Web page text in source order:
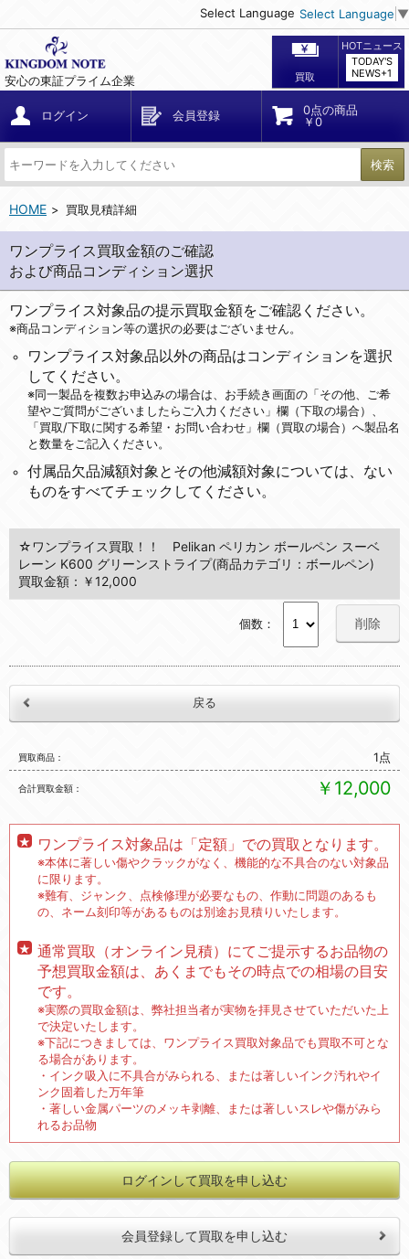
Select Language Select Language ▼
安心の東証プライム企業 買取
HOTニュース
TODAY'S
NEWS+1
ログイン 会員登録
0点の商品
￥0
検索
HOME 買取見積詳細
ワンプライス買取金額のご確認
および商品コンディション選択
ワンプライス対象品の提示買取金額をご確認ください。
※商品コンディション等の選択の必要はございません。
ワンプライス対象品以外の商品はコンディションを選択
してください。
※同一製品を複数お申込みの場合は、お手続き画面の「その他、ご希
望やご質問がございましたらご入力ください」欄（下取の場合）、
「買取/下取に関する希望・お問い合わせ」欄（買取の場合）へ製品名
と数量をご記入ください。
付属品欠品減額対象とその他減額対象については、ない
ものをすべてチェックしてください。
☆ワンプライス買取！！ Pelikan ペリカン ボールペン スーベ
レーン K600 グリーンストライプ(商品カテゴリ：ボールペン)
買取金額：￥12,000
個数： 削除
買取商品 1点
合計買取金額 ￥12,000
ワンプライス対象品は「定額」での買取となります。
※本体に著しい傷やクラックがなく、機能的な不具合のない対象品
に限ります。
※難有、ジャンク、点検修理が必要なもの、作動に問題のあるも
の、ネーム刻印等があるものは別途お見積りいたします。
通常買取（オンライン見積）にてご提示するお品物の
予想買取金額は、あくまでもその時点での相場の目安
です。
※実際の買取金額は、弊社担当者が実物を拝見させていただいた上
で決定いたします。
※下記につきましては、ワンプライス買取対象品でも買取不可とな
る場合があります。
・インク吸入に不具合がみられる、または著しいインク汚れやイ
ンク固着した万年筆
・著しい金属パーツのメッキ剥離、または著しいスレや傷がみら
れるお品物
ログインして買取を申し込む
会員登録して買取を申し込む